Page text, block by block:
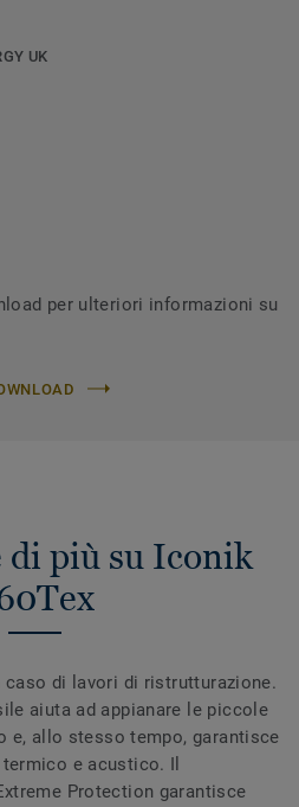
UK
per ulteriori informazioni su
di più su Iconik
caso di lavori di ristrutturazione.
aiuta ad appianare le piccole
e, allo stesso tempo, garantisce
e acustico. Il
Protection garantisce